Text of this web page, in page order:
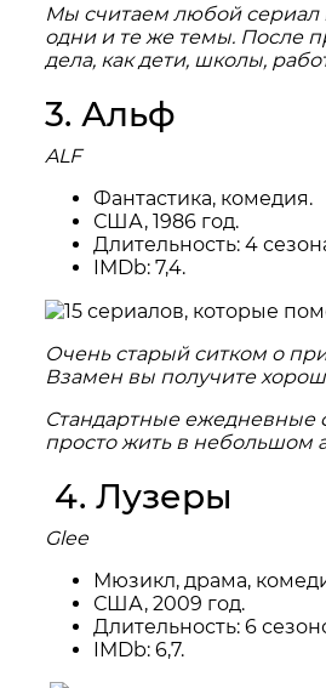
Мы считаем любой сериал
одни и те же темы. После
дела, как дети, школы,
3. Альф
ALF
Фантастика, комедия.
США, 1986 год.
Длительность: 4
IMDb: 7,4.
Очень старый ситком о
Взамен вы получите
Стандартные ежедневные
просто жить в небольшом
4. Лузеры
Glee
Мюзикл, драма,
США, 2009 год.
Длительность: 6
IMDb: 6,7.